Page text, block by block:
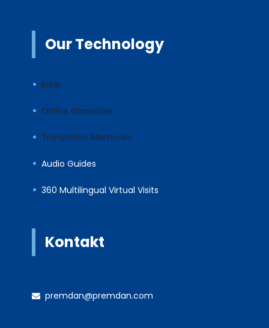
Our Technology
Earis
Online Glossaries
Translation Memories
Audio Guides
360 Multilingual Virtual Visits
Kontakt
premdan@premdan.com